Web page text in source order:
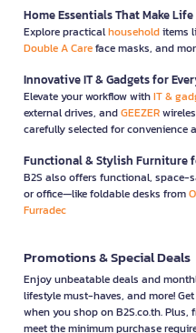
Home Essentials That Make Life
Explore practicalhouseholditems
Double A Careface masks, and
Innovative IT & Gadgets for
Elevate your workflow withIT &
external drives, andGEEZER
carefully selected for convenience
Functional & Stylish Furniture
B2S also offers functional, space-
or office—like foldable desks from
Furradec
Promotions & Special Deals
Enjoy unbeatable deals and
lifestyle must-haves, and more!
when you shop on B2S.co.th.
meet the minimum purchase